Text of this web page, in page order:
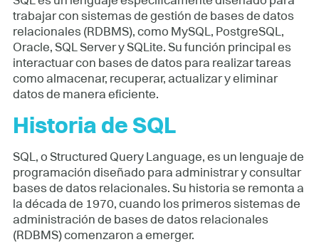
trabajar con sistemas de gestión de bases de datos
relacionales (RDBMS), como MySQL, PostgreSQL,
Oracle, SQL Server y SQLite. Su función principal es
interactuar con bases de datos para realizar tareas
como almacenar, recuperar, actualizar y eliminar
datos de manera eficiente.
Historia de SQL
SQL, o Structured Query Language, es un lenguaje de
programación diseñado para administrar y consultar
bases de datos relacionales. Su historia se remonta a
la década de 1970, cuando los primeros sistemas de
administración de bases de datos relacionales
(RDBMS) comenzaron a emerger.